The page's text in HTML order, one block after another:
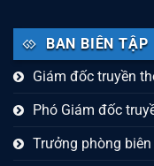
BAN BIÊN TẬP
Giám đốc truyền
Phó Giám đốc
Trưởng phòng